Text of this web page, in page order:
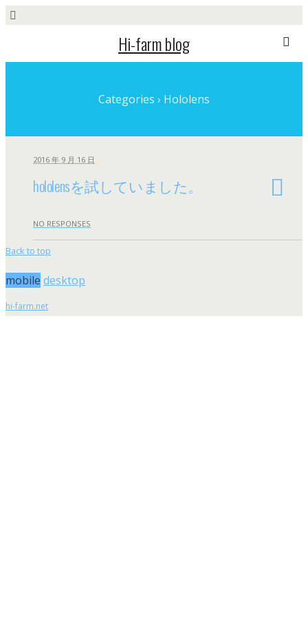
Hi-farm blog
Categories › Hololens
2016 年 9 月 16 日
hololensを試していました。
NO RESPONSES
Back to top
mobile desktop
hi-farm.net